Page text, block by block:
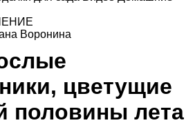
Воронина
цветущие
половины лета